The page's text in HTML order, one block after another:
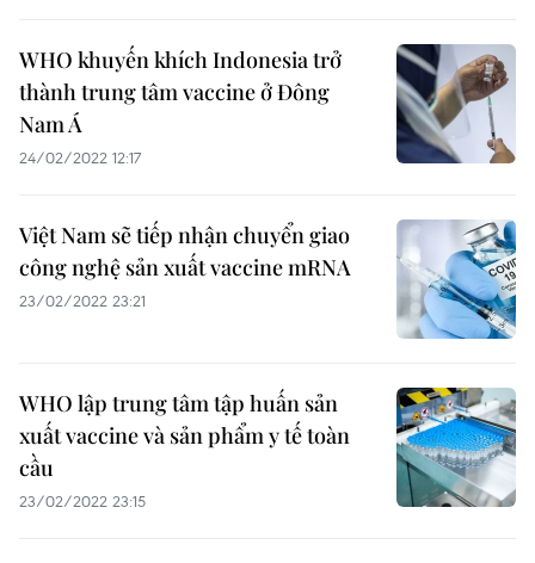
WHO khuyến khích Indonesia trở
thành trung tâm vaccine ở Đông
Nam Á
24/02/2022 12:17
Việt Nam sẽ tiếp nhận chuyển giao
công nghệ sản xuất vaccine mRNA
23/02/2022 23:21
WHO lập trung tâm tập huấn sản
xuất vaccine và sản phẩm y tế toàn
cầu
23/02/2022 23:15